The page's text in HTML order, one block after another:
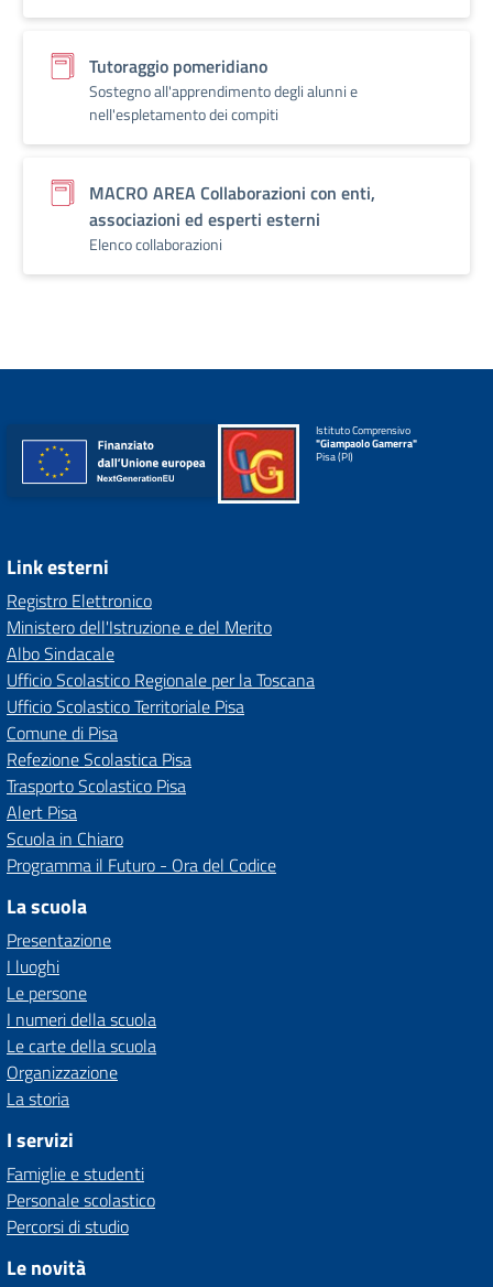
Tutoraggio pomeridiano
Sostegno all'apprendimento degli alunni e
nell'espletamento dei compiti
MACRO AREA Collaborazioni con enti,
associazioni ed esperti esterni
Elenco collaborazioni
Istituto Comprensivo
"Giampaolo Gamerra"
Pisa (PI)
Link esterni
Registro Elettronico
Ministero dell'Istruzione e del Merito
Albo Sindacale
Ufficio Scolastico Regionale per la Toscana
Ufficio Scolastico Territoriale Pisa
Comune di Pisa
Refezione Scolastica Pisa
Trasporto Scolastico Pisa
Alert Pisa
Scuola in Chiaro
Programma il Futuro - Ora del Codice
La scuola
Presentazione
I luoghi
Le persone
I numeri della scuola
Le carte della scuola
Organizzazione
La storia
I servizi
Famiglie e studenti
Personale scolastico
Percorsi di studio
Le novità